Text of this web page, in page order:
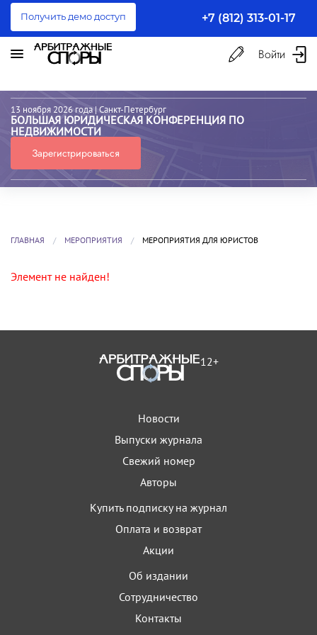
Получить демо доступ +7 (812) 313-01-17
Войти
13 ноября 2026 года | Санкт-Петербург
БОЛЬШАЯ ЮРИДИЧЕСКАЯ КОНФЕРЕНЦИЯ ПО
НЕДВИЖИМОСТИ
Зарегистрироваться
ГЛАВНАЯ МЕРОПРИЯТИЯ МЕРОПРИЯТИЯ ДЛЯ ЮРИСТОВ
Элемент не найден!
12+
Новости
Выпуски журнала
Свежий номер
Авторы
Купить подписку на журнал
Оплата и возврат
Акции
Об издании
Сотрудничество
Контакты